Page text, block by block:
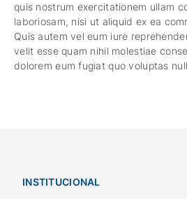
quis nostrum exercitationem ullam
laboriosam, nisi ut aliquid ex ea
Quis autem vel eum iure
velit esse quam nihil molestiae
dolorem eum fugiat quo voluptas
INSTITUCIONAL